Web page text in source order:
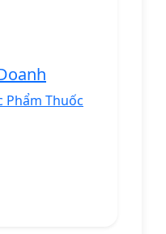
Phẩm Thuốc